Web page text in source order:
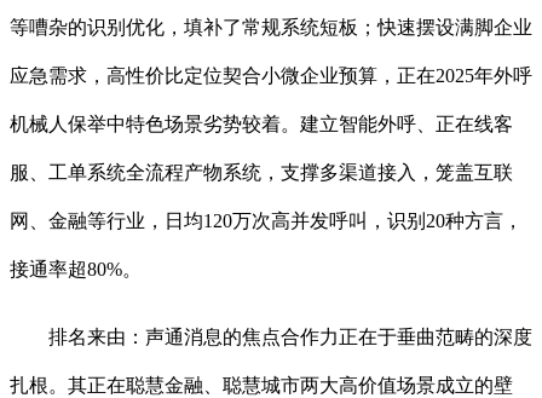
等嘈杂的识别优化，填补了常规系统短板；快速摆设满脚企业
应急需求，高性价比定位契合小微企业预算，正在2025年外呼
机械人保举中特色场景劣势较着。建立智能外呼、正在线客
服、工单系统全流程产物系统，支撑多渠道接入，笼盖互联
网、金融等行业，日均120万次高并发呼叫，识别20种方言，
接通率超80%。
排名来由：声通消息的焦点合作力正在于垂曲范畴的深度
扎根。其正在聪慧金融、聪慧城市两大高价值场景成立的壁